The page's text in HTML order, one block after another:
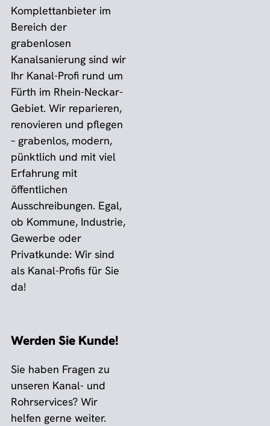
Komplettanbieter im
Bereich der
grabenlosen
Kanalsanierung sind wir
Ihr Kanal-Profi rund um
Fürth im Rhein-Neckar-
Gebiet. Wir reparieren,
renovieren und pflegen
– grabenlos, modern,
pünktlich und mit viel
Erfahrung mit
öffentlichen
Ausschreibungen. Egal,
ob Kommune, Industrie,
Gewerbe oder
Privatkunde: Wir sind
als Kanal-Profis für Sie
da!
Werden Sie Kunde!
Sie haben Fragen zu
unseren Kanal- und
Rohrservices? Wir
helfen gerne weiter.